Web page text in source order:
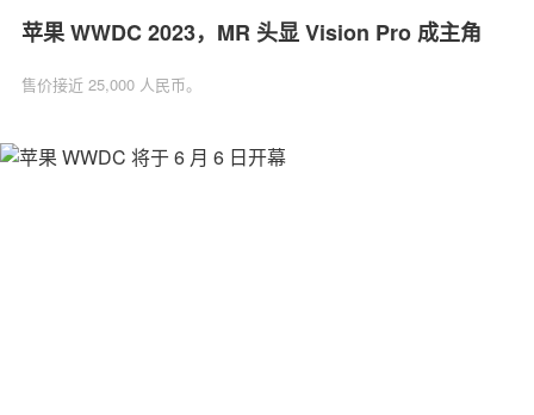
苹果 WWDC 2023，MR 头显 Vision Pro 成主角
售价接近 25,000 人民币。